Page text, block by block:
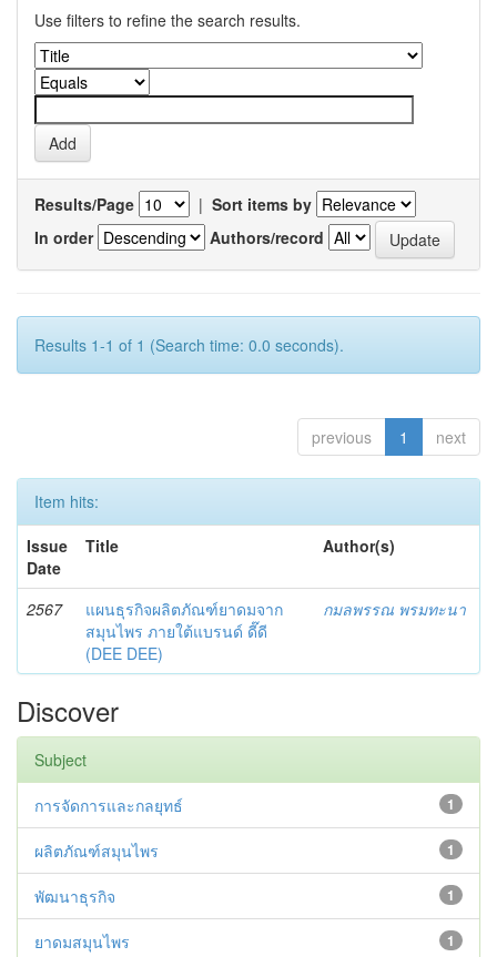
Use filters to refine the search results.
Results/Page | Sort items by
In order
Authors/record
Results 1-1 of 1 (Search time: 0.0 seconds).
previous 1 next
Item hits:
Issue
Date
Title Author(s)
2567
แผนธุรกิจผลิตภัณฑ์ยาดมจาก
สมุนไพร ภายใต้แบรนด์ ดี๊ดี
(DEE DEE)
กมลพรรณ พรมทะนา
Discover
Subject
1
การจัดการและกลยุทธ์
1
ผลิตภัณฑ์สมุนไพร
1
พัฒนาธุรกิจ
1
ยาดมสมุนไพร